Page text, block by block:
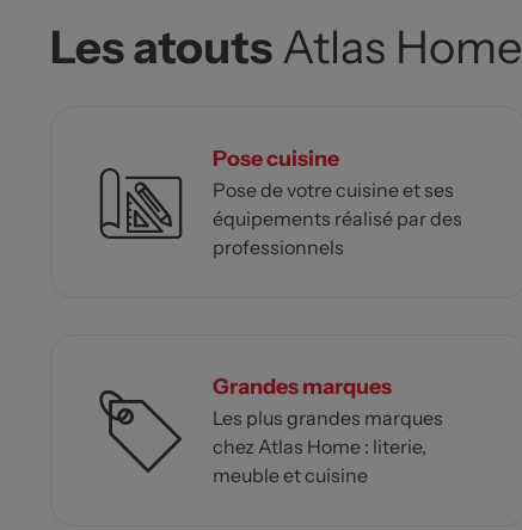
Les atoutsAtlas Home
Pose cuisine
Pose de votre cuisine et ses
équipements réalisé par des
professionnels
Grandes marques
Les plus grandes marques
chez Atlas Home : literie,
meuble et cuisine